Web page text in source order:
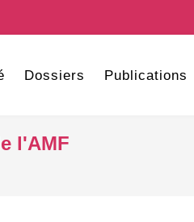
Dossiers Publications
l'AMF